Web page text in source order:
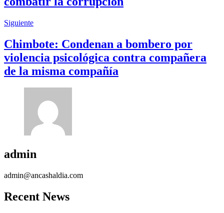
Siguiente
Chimbote: Condenan a bombero por
violencia psicológica contra compañera
de la misma compañía
admin
admin@ancashaldia.com
Recent News